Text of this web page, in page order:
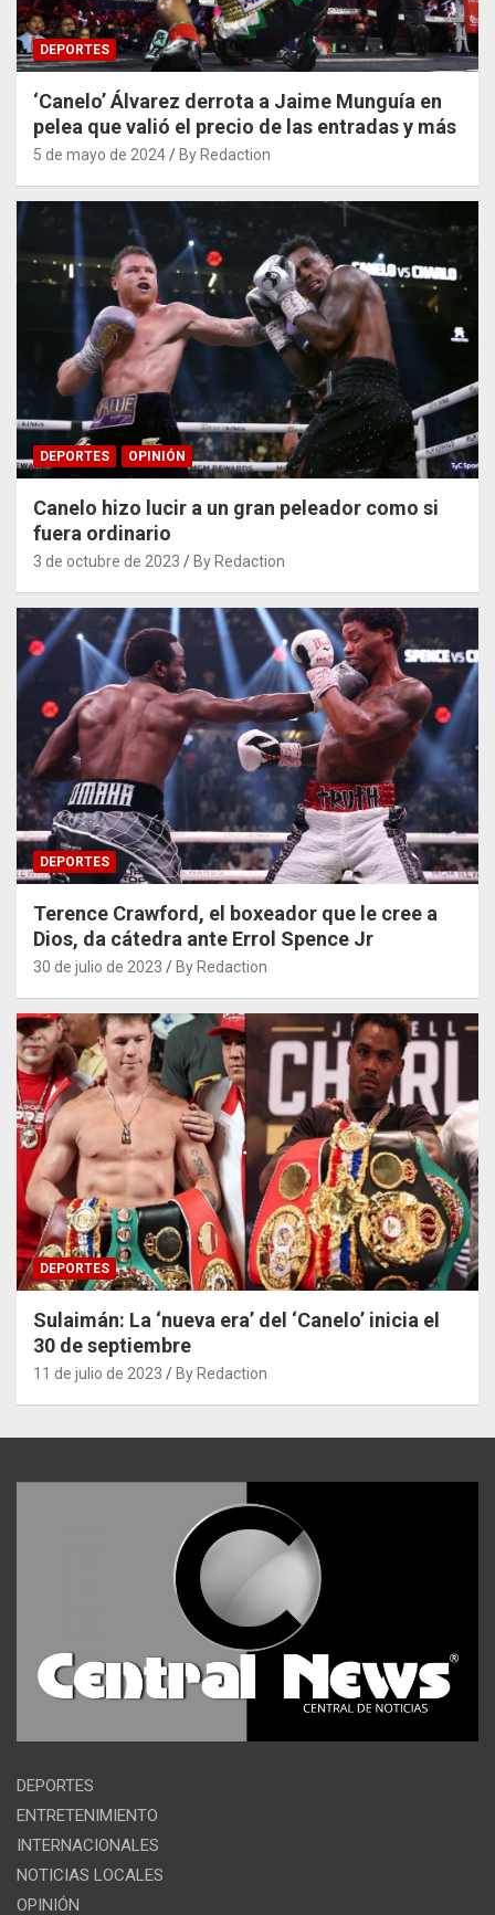
DEPORTES
‘Canelo’ Álvarez derrota a Jaime Munguía en
pelea que valió el precio de las entradas y más
5 de mayo de 2024 By Redaction
DEPORTES OPINIÓN
Canelo hizo lucir a un gran peleador como si
fuera ordinario
3 de octubre de 2023 By Redaction
DEPORTES
Terence Crawford, el boxeador que le cree a
Dios, da cátedra ante Errol Spence Jr
30 de julio de 2023 By Redaction
DEPORTES
Sulaimán: La ‘nueva era’ del ‘Canelo’ inicia el
30 de septiembre
11 de julio de 2023 By Redaction
DEPORTES
ENTRETENIMIENTO
INTERNACIONALES
NOTICIAS LOCALES
OPINIÓN